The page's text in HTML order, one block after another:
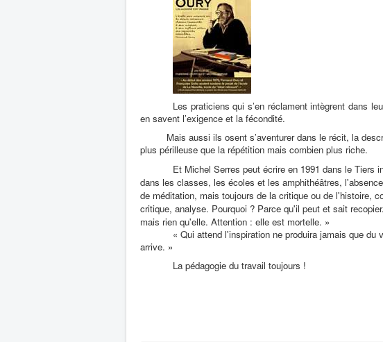
Les praticiens qui s’en réclament intègrent dans
en savent l’exigence et la fécondité.
Mais aussi ils osent s’aventurer dans le récit, la
plus périlleuse que la répétition mais combien plus riche.
Et Michel Serres peut écrire en 1991 dans le Tiers
dans les classes, les écoles et les amphithéâtres,
de méditation, mais toujours de la critique ou de l'histoire,
critique, analyse. Pourquoi ? Parce qu'il peut et sait
mais rien qu'elle. Attention : elle est mortelle. »
« Qui attend l'inspiration ne produira jamais que
arrive. »
La pédagogie du travail toujours !